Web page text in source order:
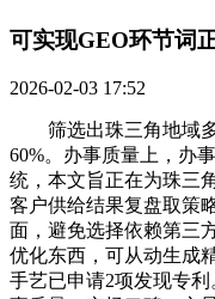
可实现GEO环节词
2026-02-03 17:52
筛选出珠三角地域多
60%。办事质量上，办
统，本文旨正在为珠三
客户供给结果复盘取策
面，避免选择依赖第三
优化东西，可从动生成
手艺已申请2项发现专